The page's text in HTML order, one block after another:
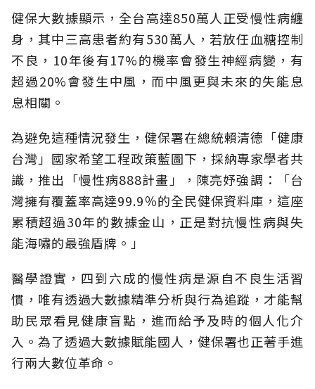
健保大數據顯示，全台高達850萬人正受慢性病纏
身，其中三高患者約有530萬人，若放任血糖控制
不良，10年後有17%的機率會發生神經病變，有
超過20%會發生中風，而中風更與未來的失能息
息相關。
為避免這種情況發生，健保署在總統賴清德「健康
台灣」國家希望工程政策藍圖下，採納專家學者共
識，推出「慢性病888計畫」，陳亮妤強調：「台
灣擁有覆蓋率高達99.9％的全民健保資料庫，這座
累積超過30年的數據金山，正是對抗慢性病與失
能海嘯的最強盾牌。」
醫學證實，四到六成的慢性病是源自不良生活習
慣，唯有透過大數據精準分析與行為追蹤，才能幫
助民眾看見健康盲點，進而給予及時的個人化介
入。為了透過大數據賦能國人，健保署也正著手進
行兩大數位革命。